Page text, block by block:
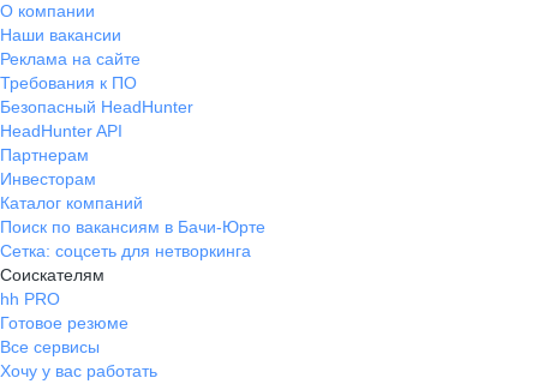
О компании
Наши вакансии
Реклама на сайте
Требования к ПО
Безопасный HeadHunter
HeadHunter API
Партнерам
Инвесторам
Каталог компаний
Поиск по вакансиям в Бачи-Юрте
Сетка: соцсеть для нетворкинга
Соискателям
hh PRO
Готовое резюме
Все сервисы
Хочу у вас работать